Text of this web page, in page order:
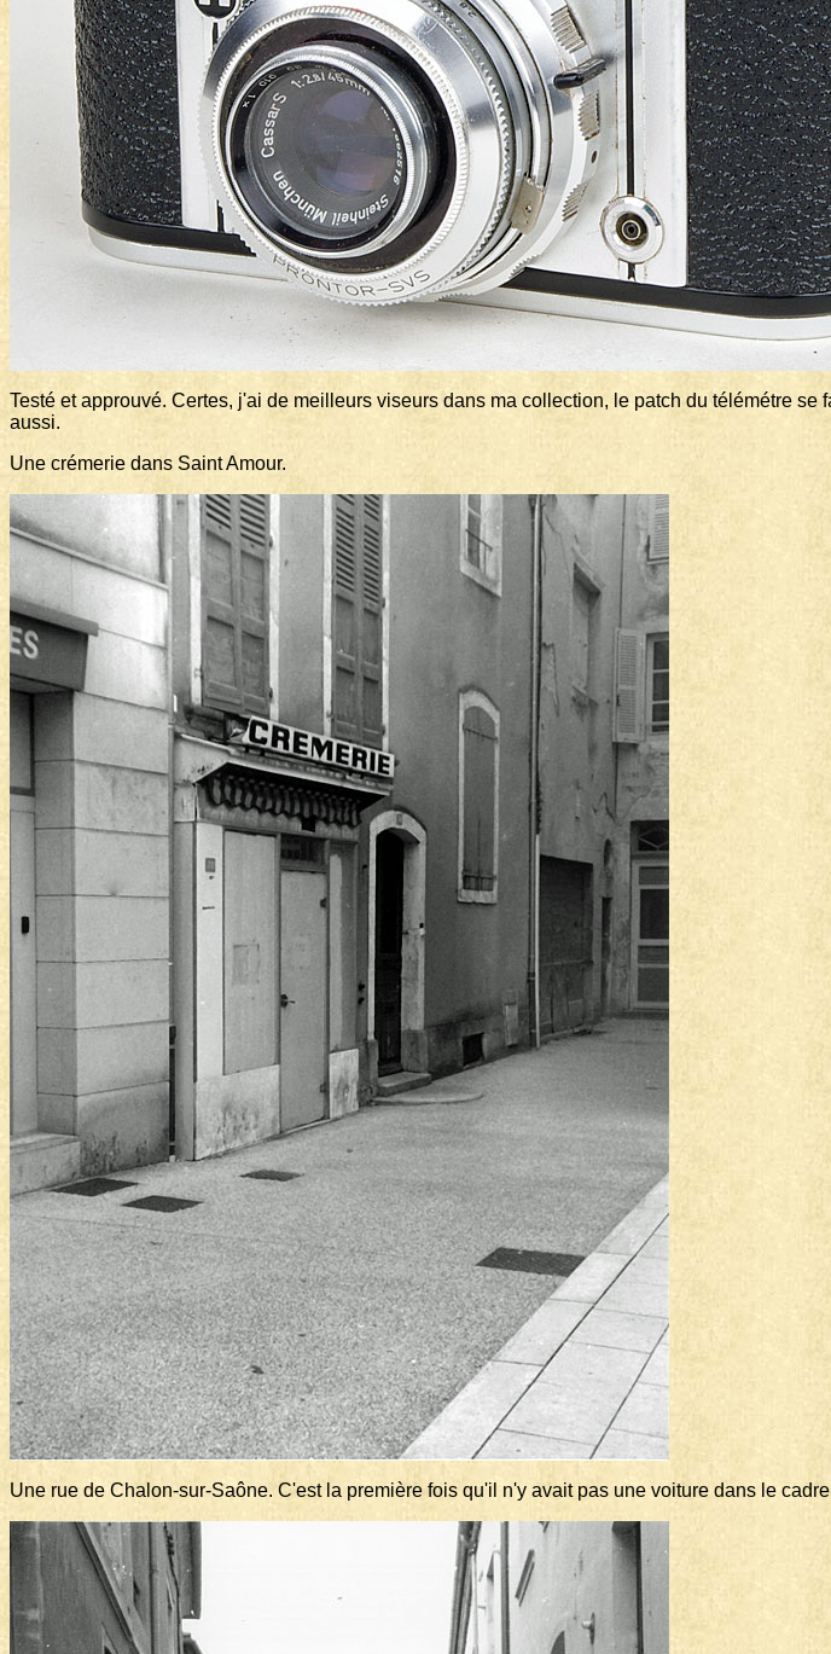
Testé et approuvé. Certes, j'ai de meilleurs viseurs dans ma collection, le patch du télémétre
aussi.
Une crémerie dans Saint Amour.
Une rue de Chalon-sur-Saône. C'est la première fois qu'il n'y avait pas une voiture dans le